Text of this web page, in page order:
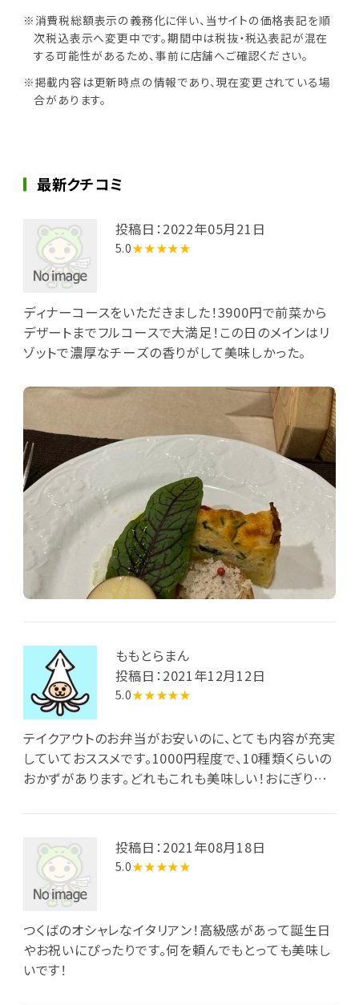
※消費税総額表示の義務化に伴い、当サイトの価格表記を順
次税込表示へ変更中です。期間中は税抜・税込表記が混在
する可能性があるため、事前に店舗へご確認ください。
※掲載内容は更新時点の情報であり、現在変更されている場
合があります。
最新クチコミ
投稿日：2022年05月21日
5.0★★★★★
ディナーコースをいただきました！3900円で前菜から
デザートまでフルコースで大満足！この日のメインはリ
ゾットで濃厚なチーズの香りがして美味しかった。
ももとらまん
投稿日：2021年12月12日
5.0★★★★★
テイクアウトのお弁当がお安いのに、とても内容が充実
していておススメです。1000円程度で、10種類くらいの
おかずがあります。どれもこれも美味しい！おにぎり弁
け？なのか、ちょっとわかりませんが、友達が遊びに来る
時などに利用したいです。投稿日：2021年08月18日
5.0★★★★★
つくばのオシャレなイタリアン！高級感があって誕生日
やお祝いにぴったりです。何を頼んでもとっても美味し
いです！